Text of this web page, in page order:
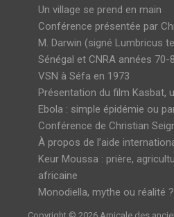
Un village se prend en main
Conférence présentée par
M. Darwin (signé Lumbricus
Sénégal et CNRA années 70-
VSN à Séfa en 1973
Présentation du film Kasbat,
Ebola : simple épidémie ou
Conférence de Christian
À propos de l’aide
Keur Moussa : prière,
africaine
Monodiella, mythe ou réalité ?